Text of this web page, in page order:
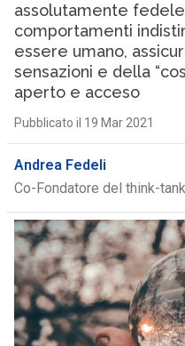
assolutamente
comportamenti
essere umano,
sensazioni e della
aperto e acceso
Pubblicato il 19 Mar 2021
Andrea Fedeli
Co-Fondatore del think-